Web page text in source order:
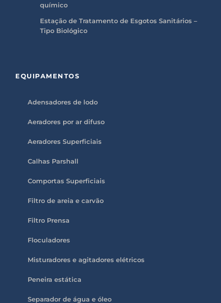
químico
Estação de Tratamento de Esgotos Sanitários –
Tipo Biológico
EQUIPAMENTOS
Adensadores de lodo
Aeradores por ar difuso
Aeradores Superficiais
Calhas Parshall
Comportas Superficiais
Filtro de areia e carvão
Filtro Prensa
Floculadores
Misturadores e agitadores elétricos
Peneira estática
Separador de água e óleo